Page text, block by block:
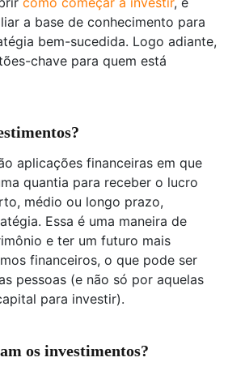
a base de conhecimento para
bem-sucedida. Logo adiante,
chave para quem está
aplicações financeiras em que
quantia para receber o lucro
médio ou longo prazo,
Essa é uma maneira de
e ter um futuro mais
financeiros, o que pode ser
pessoas (e não só por aquelas
para investir).
os investimentos?